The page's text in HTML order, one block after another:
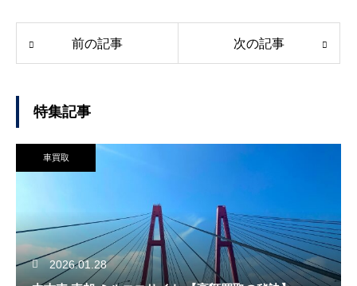
前の記事 次の記事
特集記事
車買取
2026.01.28